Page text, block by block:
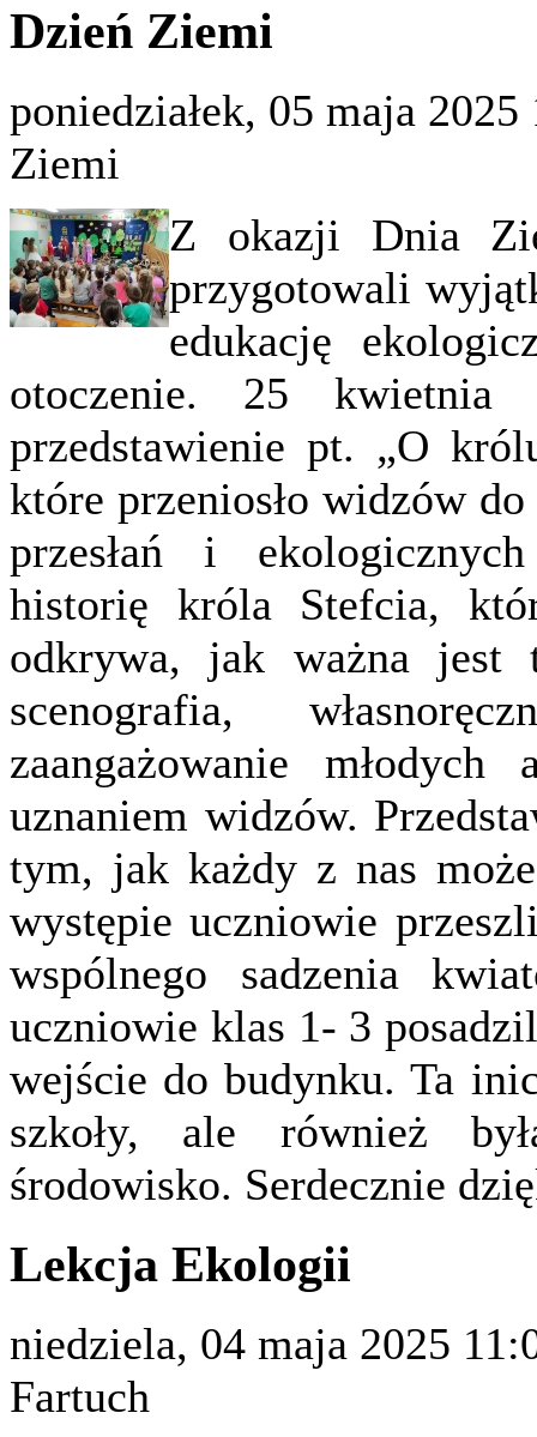
Dzień Ziemi
poniedziałek, 05 maja 2025
Ziemi
Z okazji Dnia
przygotowali
edukację
otoczenie. 25
przedstawienie pt. „O
które przeniosło widzów
przesłań i
historię króla Stefcia,
odkrywa, jak ważna jest
scenografia,
zaangażowanie
uznaniem widzów.
tym, jak każdy z nas
występie uczniowie
wspólnego sadzenia
uczniowie klas 1- 3
wejście do budynku. Ta
szkoły, ale również
środowisko. Serdecznie
Lekcja Ekologii
niedziela, 04 maja 2025
Fartuch